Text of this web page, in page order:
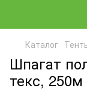
Каталог
Шпагат
текс,